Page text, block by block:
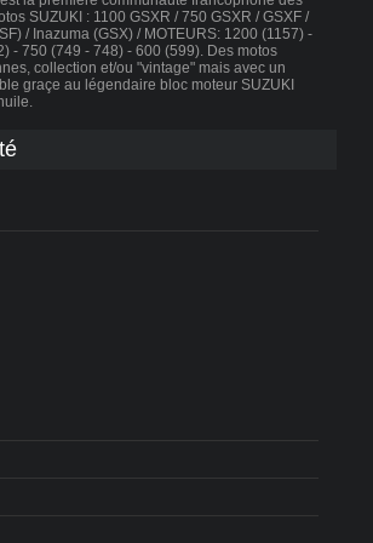
SUZUKI : 1100 GSXR / 750 GSXR / GSXF /
/ Inazuma (GSX) / MOTEURS: 1200 (1157) -
- 750 (749 - 748) - 600 (599). Des motos
collection et/ou "vintage" mais avec un
graçe au légendaire bloc moteur SUZUKI